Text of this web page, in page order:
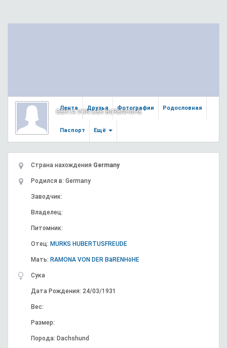
GERTA VON DER BäRENHöHE
Лента Друзья Фотографии Родословная
Паспорт Ещё
Страна нахождения Germany
Родился в: Germany
Заводчик:
Владелец:
Питомник:
Отец: MURKS HUBERTUSFREUDE
Мать: RAMONA VON DER BäRENHöHE
Сука
Дата Рождения: 24/03/1931
Вес:
Размер:
Порода: Dachshund